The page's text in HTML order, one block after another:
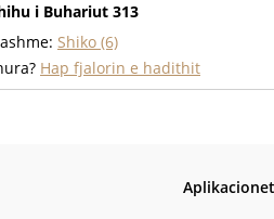
i Buhariut 313
Shiko (6)
Hap fjalorin e hadithit
Aplikacionet